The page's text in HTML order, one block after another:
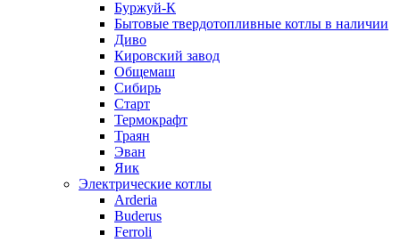
Буржуй-К
Бытовые твердотопливные котлы в наличии
Диво
Кировский завод
Общемаш
Сибирь
Старт
Термокрафт
Траян
Эван
Яик
Электрические котлы
Arderia
Buderus
Ferroli